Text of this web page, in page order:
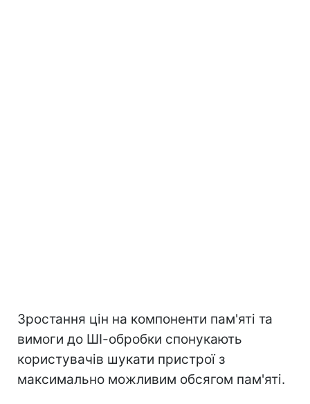
Зростання цін на компоненти пам'яті та
вимоги до ШІ-обробки спонукають
користувачів шукати пристрої з
максимально можливим обсягом пам'яті.